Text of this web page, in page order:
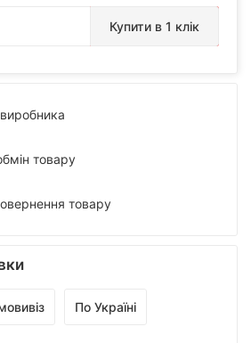
Купити в 1 клік
виробника
товару
товару
По Україні